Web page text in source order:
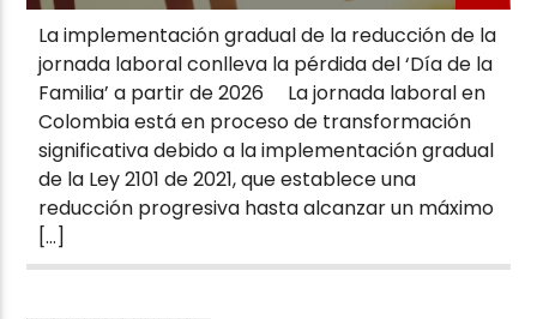
La implementación gradual de la reducción de la
jornada laboral conlleva la pérdida del ‘Día de la
Familia’ a partir de 2026 La jornada laboral en
Colombia está en proceso de transformación
significativa debido a la implementación gradual
de la Ley 2101 de 2021, que establece una
reducción progresiva hasta alcanzar un máximo
[…]